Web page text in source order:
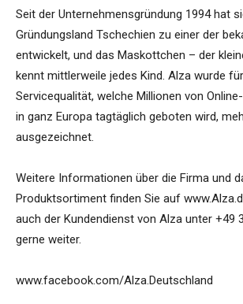
Seit der Unternehmensgründung 1994 hat
Gründungsland Tschechien zu einer der
entwickelt, und das Maskottchen – der
kennt mittlerweile jedes Kind. Alza wurde
Servicequalität, welche Millionen von
in ganz Europa tagtäglich geboten wird,
ausgezeichnet.
Weitere Informationen über die Firma und
Produktsortiment finden Sie auf
auch der Kundendienst von Alza unter +49
gerne weiter.
www.facebook.com/Alza.Deutschland